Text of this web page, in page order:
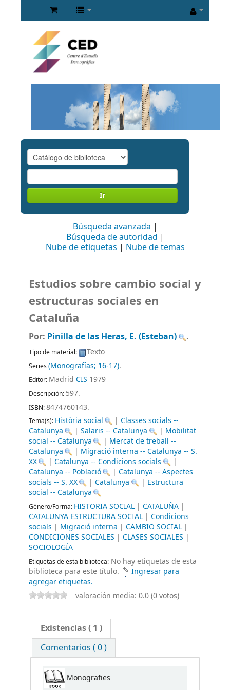
Ir
Búsqueda avanzada
Búsqueda de autoridad
Nube de etiquetas
Nube de temas
Estudios sobre cambio social y
estructuras sociales en
Cataluña
Por: Pinilla de las Heras, E. (Esteban) .
Tipo de material: Texto
Series (Monografías; 16-17).
Editor: Madrid CIS 1979
Descripción: 597.
ISBN:8474760143.
Tema(s): Història social |Classes socials --
Catalunya
|Salaris -- Catalunya | Mobilitat
social -- Catalunya
| Mercat de treball --
Catalunya
| Migració interna -- Catalunya -- S.
XX
|Catalunya -- Condicions socials
|
Catalunya -- Població
|Catalunya -- Aspectes
socials -- S. XX
|Catalunya | Estructura
social -- Catalunya
Género/Forma: HISTORIA SOCIAL | CATALUÑA |
CATALUNYA ESTRUCTURA SOCIAL | Condicions
socials | Migració interna | CAMBIO SOCIAL |
CONDICIONES SOCIALES | CLASES SOCIALES |
SOCIOLOGÍA
Etiquetas de esta biblioteca: No hay etiquetas de esta
biblioteca para este título.
Ingresar para
agregar etiquetas.
valoración media: 0.0 (0 votos)
Existencias( 1 )
Comentarios ( 0 )
Monografies